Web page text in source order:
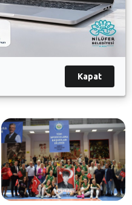
ile Simone Lee oldu.
elde eden Nilüfer
Vodafone Sultanlar
Kapat